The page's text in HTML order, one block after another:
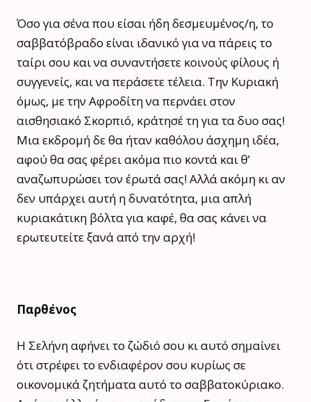
Όσο για σένα που είσαι ήδη δεσμευμένος/η, το
σαββατόβραδο είναι ιδανικό για να πάρεις το
ταίρι σου και να συναντήσετε κοινούς φίλους ή
συγγενείς, και να περάσετε τέλεια. Την Κυριακή
όμως, με την Αφροδίτη να περνάει στον
αισθησιακό Σκορπιό, κράτησέ τη για τα δυο σας!
Μια εκδρομή δε θα ήταν καθόλου άσχημη ιδέα,
αφού θα σας φέρει ακόμα πιο κοντά και θ’
αναζωπυρώσει τον έρωτά σας! Αλλά ακόμη κι αν
δεν υπάρχει αυτή η δυνατότητα, μια απλή
κυριακάτικη βόλτα για καφέ, θα σας κάνει να
ερωτευτείτε ξανά από την αρχή!
Παρθένος
Η Σελήνη αφήνει το ζώδιό σου κι αυτό σημαίνει
ότι στρέφει το ενδιαφέρον σου κυρίως σε
οικονομικά ζητήματα αυτό το σαββατοκύριακο.